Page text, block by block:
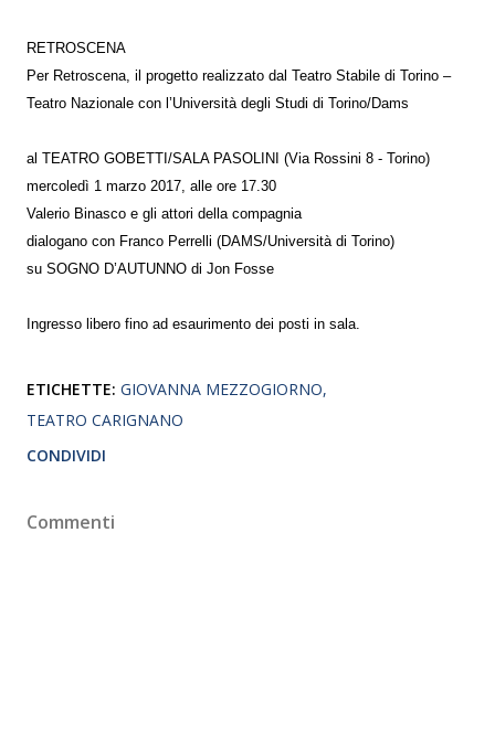
RETROSCENA
Per Retroscena, il progetto realizzato dal Teatro Stabile di Torino –
Teatro Nazionale con l’Università degli Studi di Torino/Dams
al TEATRO GOBETTI/SALA PASOLINI (Via Rossini 8 - Torino)
mercoledì 1 marzo 2017, alle ore 17.30
Valerio Binasco e gli attori della compagnia
dialogano con Franco Perrelli (DAMS/Università di Torino)
su SOGNO D’AUTUNNO di Jon Fosse
Ingresso libero fino ad esaurimento dei posti in sala.
ETICHETTE: GIOVANNA MEZZOGIORNO
TEATRO CARIGNANO
CONDIVIDI
Commenti